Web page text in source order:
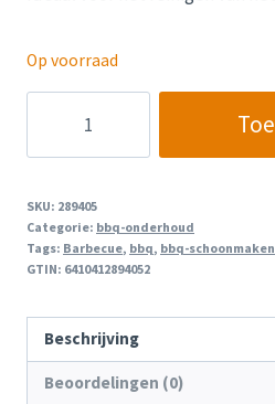
Op voorraad
Bakplaat
/
Schoonmaak
Spons
SKU: 289405
Categorie: bbq-onderhoud
Tags: Barbecue, bbq, bbq-schoonmaken
GTIN: 6410412894052
Beschrijving
Beoordelingen (0)